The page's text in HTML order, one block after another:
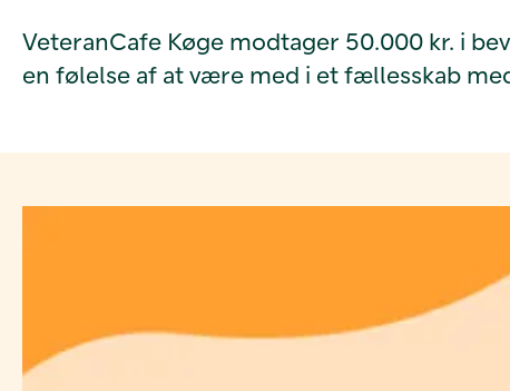
Foreningen
Kontakt
os
VeteranCafe Køge modtager 50.000 kr. i
en følelse af at være med i et fællesskab